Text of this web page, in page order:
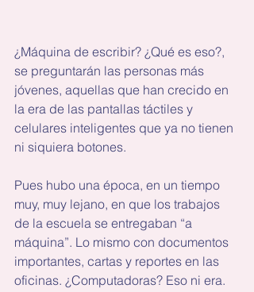
¿Máquina de escribir? ¿Qué es eso?,
se preguntarán las personas más
jóvenes, aquellas que han crecido en
la era de las pantallas táctiles y
celulares inteligentes que ya no tienen
ni siquiera botones.
Pues hubo una época, en un tiempo
muy, muy lejano, en que los trabajos
de la escuela se entregaban “a
máquina”. Lo mismo con documentos
importantes, cartas y reportes en las
oficinas. ¿Computadoras? Eso ni era.